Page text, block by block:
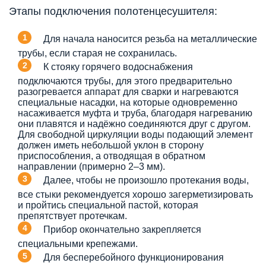
Этапы подключения полотенцесушителя:
Для начала наносится резьба на металлические
трубы, если старая не сохранилась.
К стояку горячего водоснабжения
подключаются трубы, для этого предварительно
разогревается аппарат для сварки и нагреваются
специальные насадки, на которые одновременно
насаживается муфта и труба, благодаря нагреванию
они плавятся и надёжно соединяются друг с другом.
Для свободной циркуляции воды подающий элемент
должен иметь небольшой уклон в сторону
приспособления, а отводящая в обратном
направлении (примерно 2–3 мм).
Далее, чтобы не произошло протекания воды,
все стыки рекомендуется хорошо загерметизировать
и пройтись специальной пастой, которая
препятствует протечкам.
Прибор окончательно закрепляется
специальными крепежами.
Для бесперебойного функционирования